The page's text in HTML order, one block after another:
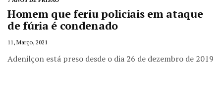
Homem que feriu policiais em ataque
de fúria é condenado
11, Março, 2021
Adenilçon está preso desde o dia 26 de dezembro de 2019